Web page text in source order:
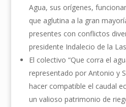
Agua, sus orígenes,
que aglutina a la gran
presentes con conflictos
presidente Indalecio de la
El colectivo “Que corra el
representado por Antonio y
hacer compatible el caudal
un valioso patrimonio de